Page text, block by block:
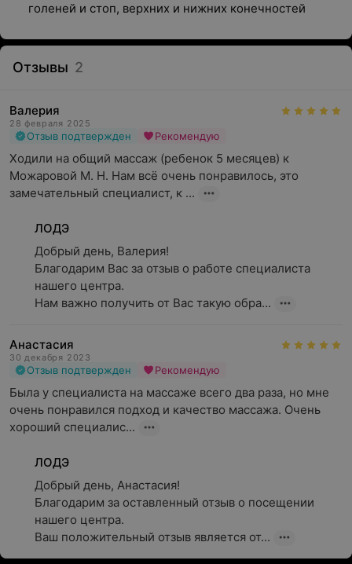
голеней и стоп, верхних и нижних конечностей
Отзывы 2
Валерия
28 февраля 2025
Отзыв подтвержден Рекомендую
Ходили на общий массаж (ребенок 5 месяцев) к
Можаровой М. Н. Нам всё очень понравилось, это
замечательный специалист, к ...
ЛОДЭ
Добрый день, Валерия!
Благодарим Вас за отзыв о работе специалиста
нашего центра.
Нам важно получить от Вас такую обра...
Анастасия
30 декабря 2023
Отзыв подтвержден Рекомендую
Была у специалиста на массаже всего два раза, но мне
очень понравился подход и качество массажа. Очень
хороший специалис...
ЛОДЭ
Добрый день, Анастасия!
Благодарим за оставленный отзыв о посещении
нашего центра.
Ваш положительный отзыв является от...